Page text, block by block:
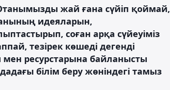
жай ғана сүйіп қоймай,
идеяларын,
соған арқа сүйеуіміз
тезірек көшеді дегенді
ресурстарына байланысты
білім беру жөніндегі тамыз